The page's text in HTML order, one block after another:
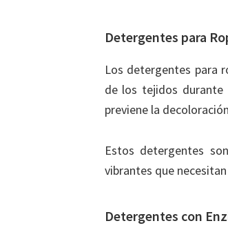
Detergentes para
Los detergentes para
de los tejidos durante
previene la
Estos detergentes
vibrantes que
Detergentes con